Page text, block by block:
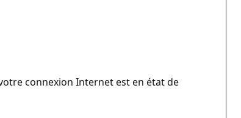
connexion Internet est en état de